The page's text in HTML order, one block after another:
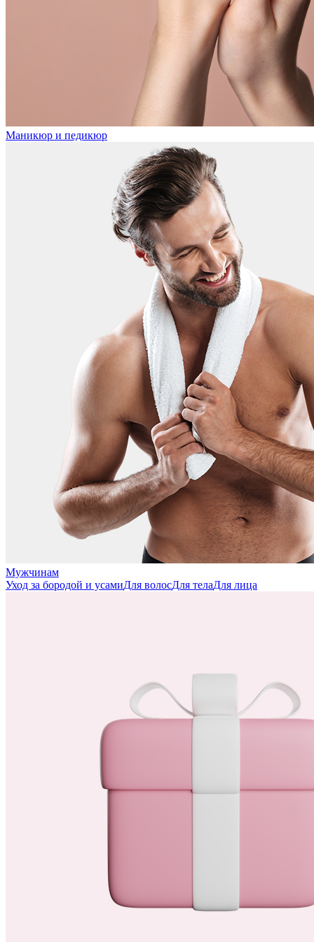
Маникюр и педикюр
Мужчинам
Уход за бородой и усамиДля волосДля телаДля лица